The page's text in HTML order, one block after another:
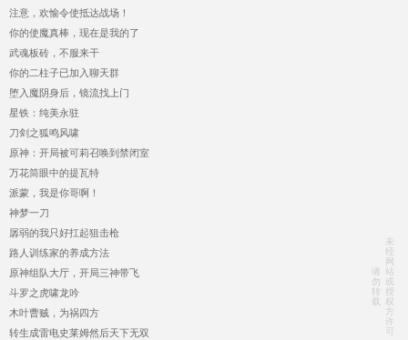
注意，欢愉令使抵达战场！
你的使魔真棒，现在是我的了
武魂板砖，不服来干
你的二柱子已加入聊天群
堕入魔阴身后，镜流找上门
星铁：纯美永驻
刀剑之狐鸣风啸
原神：开局被可莉召唤到禁闭室
万花筒眼中的提瓦特
派蒙，我是你哥啊！
神梦一刀
孱弱的我只好扛起狙击枪
路人训练家的养成方法
原神组队大厅，开局三神带飞
斗罗之虎啸龙吟
木叶曹贼，为祸四方
转生成雷电史莱姆然后天下无双
请
勿
转
载
未
经
网
站
或
授
权
方
许
可